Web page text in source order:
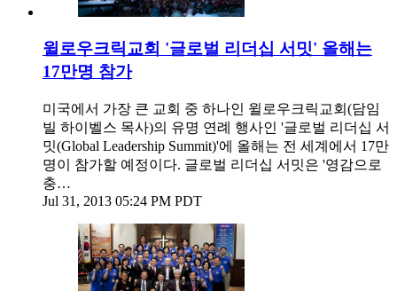
윌로우크릭교회 '글로벌 리더십 서밋' 올해는
17만명 참가
미국에서 가장 큰 교회 중 하나인 윌로우크릭교회(담임
빌 하이벨스 목사)의 유명 연례 행사인 '글로벌 리더십 서
밋(Global Leadership Summit)'에 올해는 전 세계에서 17만
명이 참가할 예정이다. 글로벌 리더십 서밋은 '영감으로
충…
Jul 31, 2013 05:24 PM PDT